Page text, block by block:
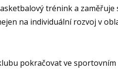
trénink a
na individuální rozvoj v
pokračovat ve